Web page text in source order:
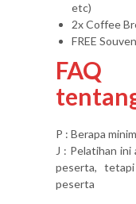
etc)
2x Coffee
FREE
FAQ
P : Berapa
J : Pelatihan ini
peserta,
peserta